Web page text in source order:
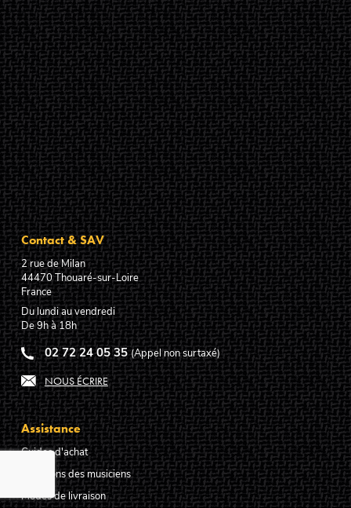
Contact & SAV
2 rue de Milan
44470Thouaré-sur-Loire
France
Du lundi au vendredi
De 9h à 18h
02 72 24 05 35 (Appel non surtaxé)
NOUS ÉCRIRE
Assistance
Guides d'achat
Questions des musiciens
Modes de livraison